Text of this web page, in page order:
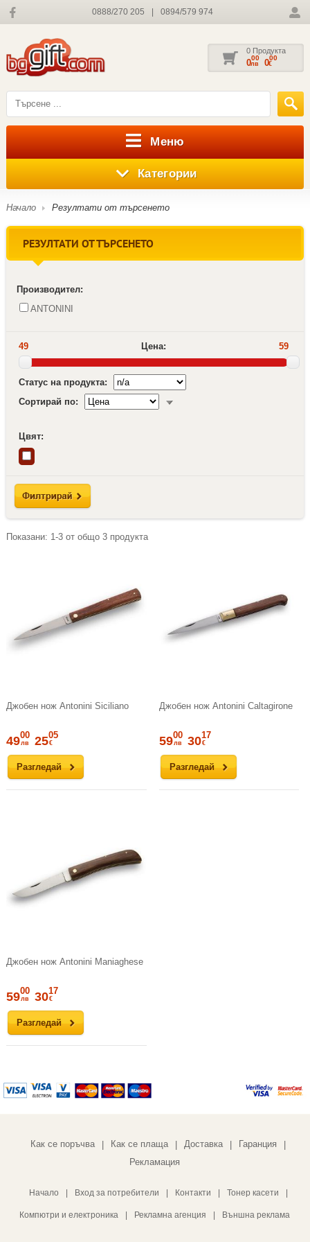
0888/270 205 0894/579 974
0 Продукта
000
лв 000
€
Меню
Категории
Начало Резултати от търсенето
РЕЗУЛТАТИ ОТ ТЪРСЕНЕТО
Производител:
ANTONINI
49 Цена: 59
Статус на продукта:
Сортирай по:
Цвят:
Показани: 1-3от общо 3продукта
Джобен нож Antonini Siciliano
Разгледай
4900
лв 2505
€
Джобен нож Antonini Caltagirone
Разгледай
5900
лв 3017
€
Джобен нож Antonini Maniaghese
Разгледай
5900
лв 3017
€
Как се поръчва Как се плаща Доставка Гаранция
Рекламация
Начало Вход за потребители Контакти Тонер касети
Компютри и електроника Рекламна агенция Външна реклама